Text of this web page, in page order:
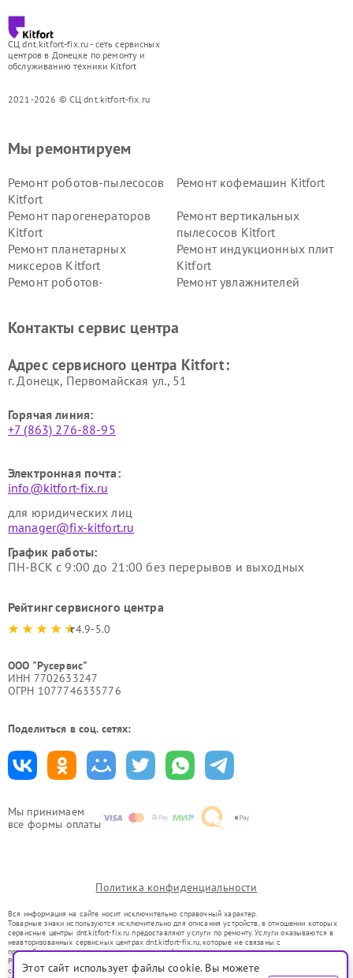
СЦ dnt.kitfort-fix.ru - сеть сервисных
центров в Донецке по ремонту и
обслуживанию техники Kitfort
2021-2026 © СЦ dnt.kitfort-fix.ru
Мы принимаем
все формы оплаты
Мы ремонтируем
Ремонт роботов-пылесосов
Kitfort
Ремонт кофемашин Kitfort
Ремонт парогенераторов
Kitfort
Ремонт вертикальных
пылесосов Kitfort
Ремонт планетарных
миксеров Kitfort
Ремонт индукционных плит
Kitfort
Ремонт роботов-
Ремонт увлажнителей
Kitfort
Kitfort
Kitfort
Kitfort
Контакты сервис центра
Адрес сервисного центра Kitfort:
г. Донецк, Первомайская ул., 51
Горячая линия:
+7 (863) 276-88-95
Электронная почта:
info@kitfort-fix.ru
для юридических лиц
manager@fix-kitfort.ru
График работы:
ПН-ВСК с 9:00 до 21:00 без перерывов и выходных
Рейтинг сервисного центра
4.9-5.0
ООО "Русервис"
ИНН 7702633247
ОГРН 1077746335776
Поделиться в соц. сетях:
Политика конфиденциальности
Вся информация на сайте носит исключительно справочный характер.
Товарные знаки используются исключительно для описания устройств, в отношении которых
сервисные центры dnt.kitfort-fix.ru предоставляют услуги по ремонту. Услуги оказываются в
неавторизованных сервисных центрах dnt.kitfort-fix.ru, которые не связаны с
правообладателями товарных знаков или их официальными представителями.
Ремонт осуществляется для устройств, уже введенных в гражданский оборот в соответствии
со статьей 1487 ГК РФ.
Этот сайт использует файлы cookie. Вы можете